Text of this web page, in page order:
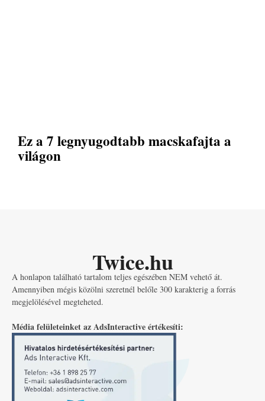
Ez a 7 legnyugodtabb macskafajta a
világon
Twice.hu
A honlapon található tartalom teljes egészében NEM vehető át.
Amennyiben mégis közölni szeretnél belőle 300 karakterig a forrás
megjelölésével megteheted.
Média felületeinket az AdsInteractive értékesíti: